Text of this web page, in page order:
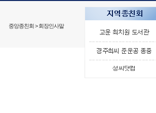
중앙종친회 > 회장인사말